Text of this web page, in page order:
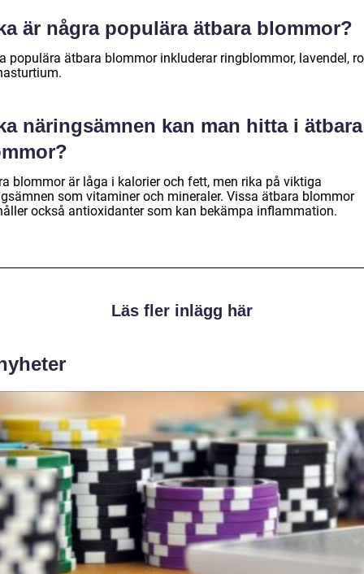
är några populära ätbara blommor?
populära ätbara blommor inkluderar ringblommor, lavendel,
näringsämnen kan man hitta i ätbara
blommor är låga i kalorier och fett, men rika på viktiga
som vitaminer och mineraler. Vissa ätbara blommor
också antioxidanter som kan bekämpa inflammation.
Läs fler inlägg här